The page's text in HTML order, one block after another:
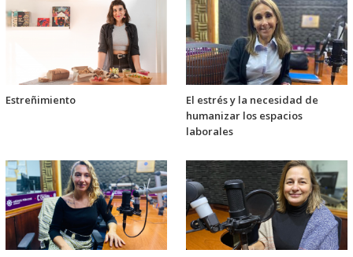
Estreñimiento
El estrés y la necesidad de
humanizar los espacios
laborales